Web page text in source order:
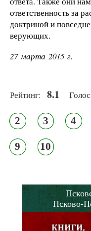
ответственность за
доктриной и
верующих.
27 марта 2015 г.
Рейтинг: 8.1
2 3 4
9 10
Псково-